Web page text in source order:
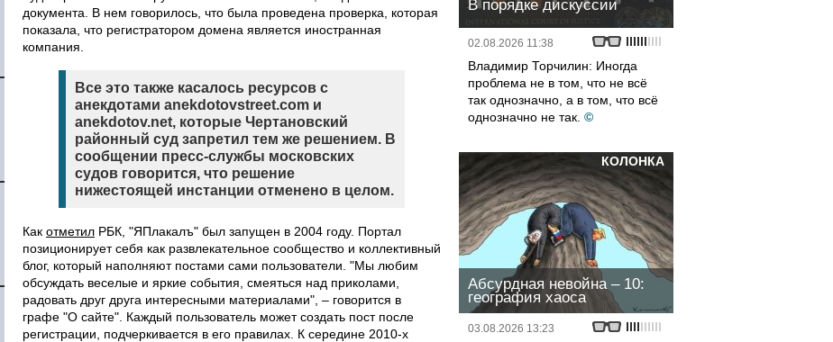
документа. В нем говорилось, что была проведена проверка, которая
показала, что регистратором домена является иностранная
компания.
Все это также касалось ресурсов с
анекдотами anekdotovstreet.com и
anekdotov.net, которые Чертановский
районный суд запретил тем же решением. В
сообщении пресс-службы московских
судов говорится, что решение
нижестоящей инстанции отменено в целом.
Как отметил РБК, "ЯПлакалъ" был запущен в 2004 году. Портал
позиционирует себя как развлекательное сообщество и коллективный
блог, который наполняют постами сами пользователи. "Мы любим
обсуждать веселые и яркие события, смеяться над приколами,
радовать друг друга интересными материалами", – говорится в
графе "О сайте". Каждый пользователь может создать пост после
регистрации, подчеркивается в его правилах. К середине 2010-х
В порядке дискуссии
02.08.2026 11:38
Владимир Торчилин: Иногда
проблема не в том, что не всё
так однозначно, а в том, что всё
однозначно не так. ©
КОЛОНКА
Абсурдная невойна – 10:
география хаоса
03.08.2026 13:23